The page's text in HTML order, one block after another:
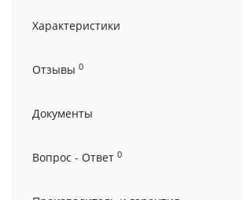
Характеристики
Отзывы 0
Документы
Вопрос - Ответ 0